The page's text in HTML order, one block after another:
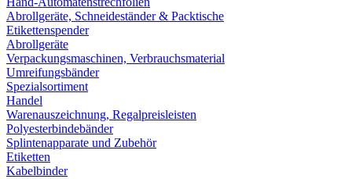
Abrollgeräte, Schneideständer & Packtische
Etikettenspender
Abrollgeräte
Verpackungsmaschinen, Verbrauchsmaterial
Umreifungsbänder
Spezialsortiment
Handel
Warenauszeichnung, Regalpreisleisten
Polyesterbindebänder
Splintenapparate und Zubehör
Etiketten
Kabelbinder